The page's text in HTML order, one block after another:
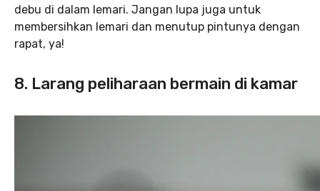
debu di dalam lemari. Jangan lupa juga untuk
membersihkan lemari dan menutup pintunya dengan
rapat, ya!
8. Larang peliharaan bermain di kamar